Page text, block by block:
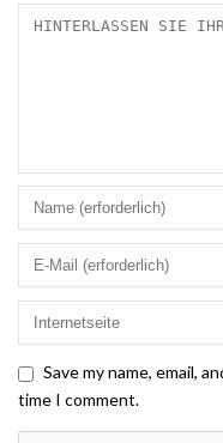
Save my name, email,
time I comment.